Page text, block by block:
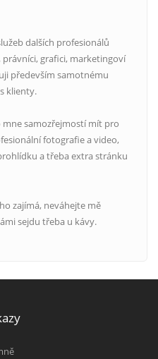
dalších profesionálů
grafici, marketingoví
především samotnému
klienty.
mne samozřejmostí mít pro
fotografie a video,
a třeba extra stránku
zajímá, neváhejte mě
sejdu třeba u kávy.